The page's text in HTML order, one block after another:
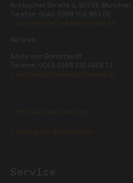
Ansbacher Straße 4, 80796 München
Telefon: 0049 (0)89 158 863 00
Vertrieb:
Adele von Bornstaedt
Telefon: 0049 (0)89 2324906 12
Service